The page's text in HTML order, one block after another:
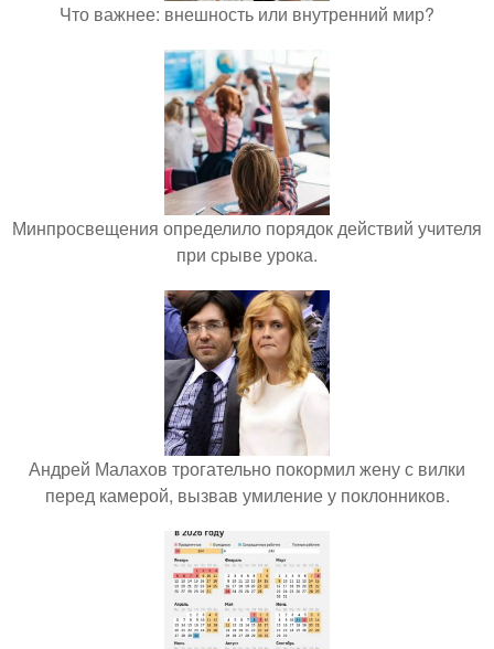
Что важнее: внешность или внутренний мир?
Минпросвещения определило порядок действий учителя
при срыве урока.
Андрей Малахов трогательно покормил жену с вилки
перед камерой, вызвав умиление у поклонников.